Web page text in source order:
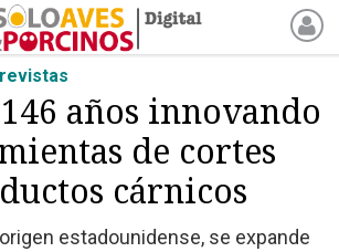
años innovando
de cortes
cárnicos
estadounidense, se expande